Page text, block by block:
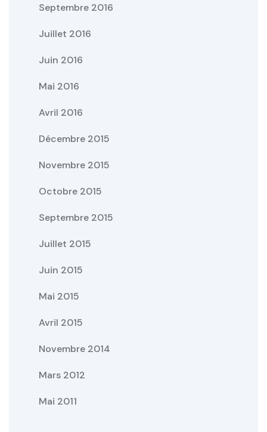
Septembre 2016
Juillet 2016
Juin 2016
Mai 2016
Avril 2016
Décembre 2015
Novembre 2015
Octobre 2015
Septembre 2015
Juillet 2015
Juin 2015
Mai 2015
Avril 2015
Novembre 2014
Mars 2012
Mai 2011